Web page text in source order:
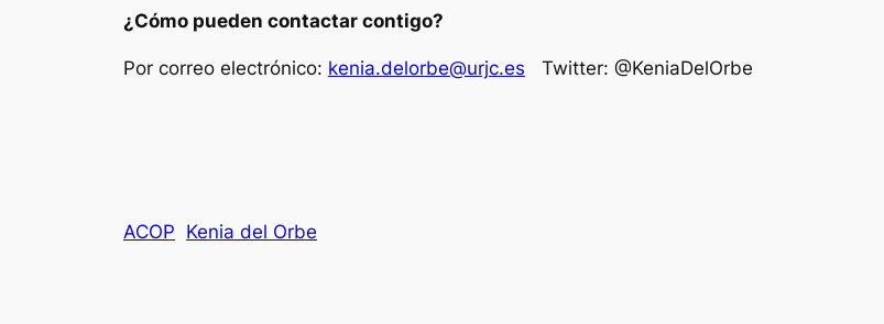
¿Cómo pueden contactar contigo?
Por correo electrónico: kenia.delorbe@urjc.es Twitter: @KeniaDelOrbe
ACOP Kenia del Orbe